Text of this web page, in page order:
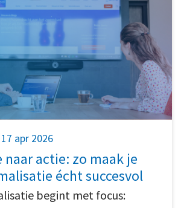
apr 2026
naar actie: zo maak je
écht succesvol
begint met focus: